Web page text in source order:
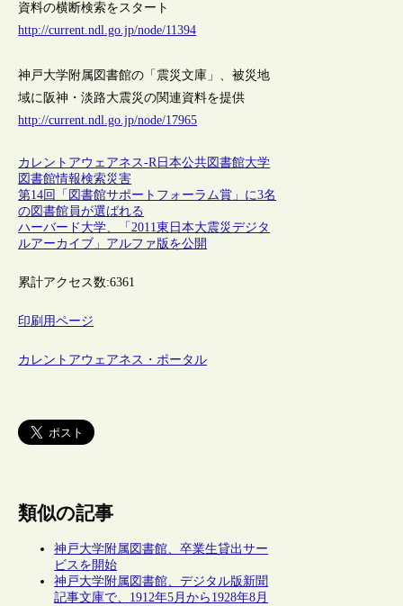
資料の横断検索をスタート
http://current.ndl.go.jp/node/11394
神戸大学附属図書館の「震災文庫」、被災地
域に阪神・淡路大震災の関連資料を提供
http://current.ndl.go.jp/node/17965
カレントアウェアネス-R 日本公共図書館大学
図書館情報検索災害
第14回「図書館サポートフォーラム賞」に3名
の図書館員が選ばれる
ハーバード大学、「2011東日本大震災デジタ
ルアーカイブ」アルファ版を公開
累計アクセス数:6361
印刷用ページ
カレントアウェアネス・ポータル
類似の記事
神戸大学附属図書館、卒業生貸出サー
ビスを開始
神戸大学附属図書館、デジタル版新聞
記事文庫で、1912年5月から1928年8月